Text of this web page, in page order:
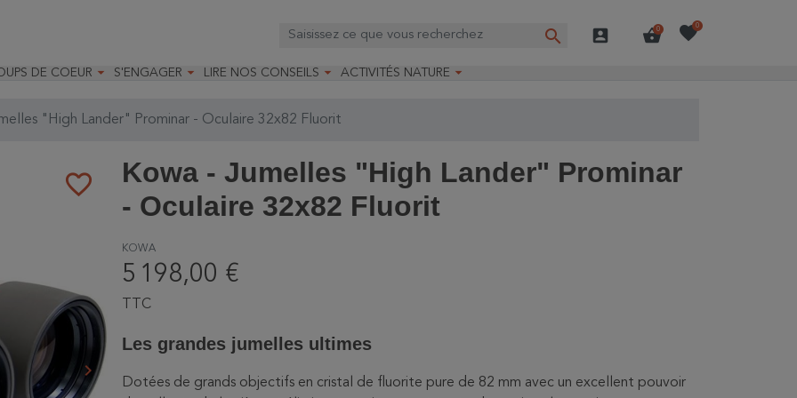
search account_box shopping_basket
0 favorite0
DE COEUR  S'ENGAGER 
Faire un legs
LIRE NOS CONSEILS 
Installer un abreuvoir
ACTIVITÉS NATURE 
"High Lander" Prominar - Oculaire 32x82 Fluorit
favorite_border
Suivant
keyboard_arrow_right
Kowa - Jumelles "High Lander" Prominar
- Oculaire 32x82 Fluorit
KOWA
5 198,00 €
TTC
Les grandes jumelles ultimes
Dotées de grands objectifs en cristal de fluorite pure de 82 mm avec un excellent pouvoir